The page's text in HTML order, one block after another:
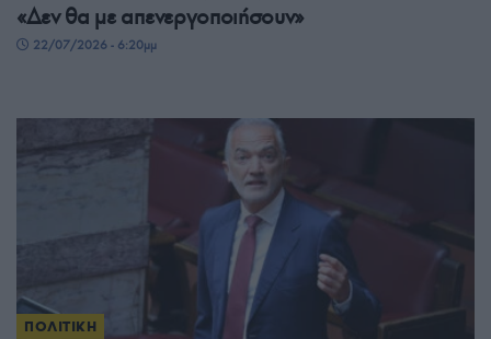
«Δεν θα με απενεργοποιήσουν»
22/07/2026 - 6:20μμ
ΠΟΛΙΤΙΚΗ